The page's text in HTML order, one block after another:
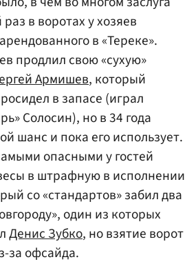
в воротах у хозяев
в «Тереке».
продлил свою «сухую»
Армишев, который
в запасе (играл
Солосин), но в 34 года
шанс и пока его использует.
опасными у гостей
в штрафную в исполнении
со «стандартов» забил два
один из которых
Денис Зубко, но взятие ворот
за офсайда.